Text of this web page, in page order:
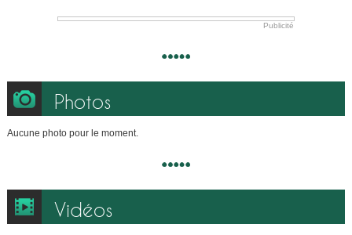
Publicité
Photos
Aucune photo pour le moment.
Vidéos